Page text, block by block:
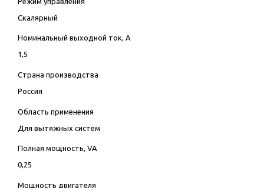
Скалярный
Номинальный выходной ток, А
1,5
Страна производства
Россия
Область применения
Для вытяжных систем
Полная мощность, VA
0,25
Мощность двигателя